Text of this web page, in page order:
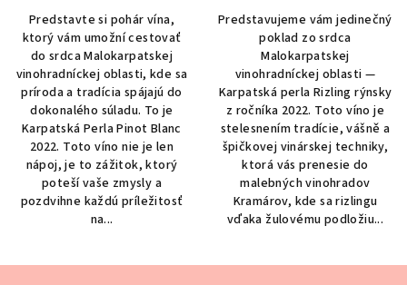
z
5
hviezdičiek.
Predstavte si pohár vína,
ktorý vám umožní cestovať
do srdca Malokarpatskej
vinohradníckej oblasti, kde sa
príroda a tradícia spájajú do
dokonalého súladu. To je
Karpatská Perla Pinot Blanc
2022. Toto víno nie je len
nápoj, je to zážitok, ktorý
poteší vaše zmysly a
pozdvihne každú príležitosť
na...
Predstavujeme vám jedinečný
poklad zo srdca
Malokarpatskej
vinohradníckej oblasti —
Karpatská perla Rizling rýnsky
z ročníka 2022. Toto víno je
stelesnením tradície, vášně a
špičkovej vinárskej techniky,
ktorá vás prenesie do
malebných vinohradov
Kramárov, kde sa rizlingu
vďaka žulovému podložiu...